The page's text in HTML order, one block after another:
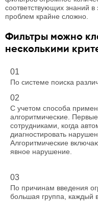
соответствующих знаний в
проблем крайне сложно.
Фильтры можно
несколькими
01
По системе поиска
02
С учетом способа
алгоритмические.
сотрудниками, когда
диагностировать
Алгоритмические
явное нарушение.
03
По причинам введения
большая группа, каждый